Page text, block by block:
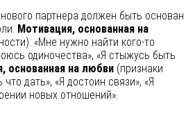
партнера должен быть основан
Мотивация, основанная на
«Мне нужно найти кого-то
одиночества», «Я стыжусь быть
основанная на любви (признаки
дать», «Я достоин связи», «Я
новых отношений».